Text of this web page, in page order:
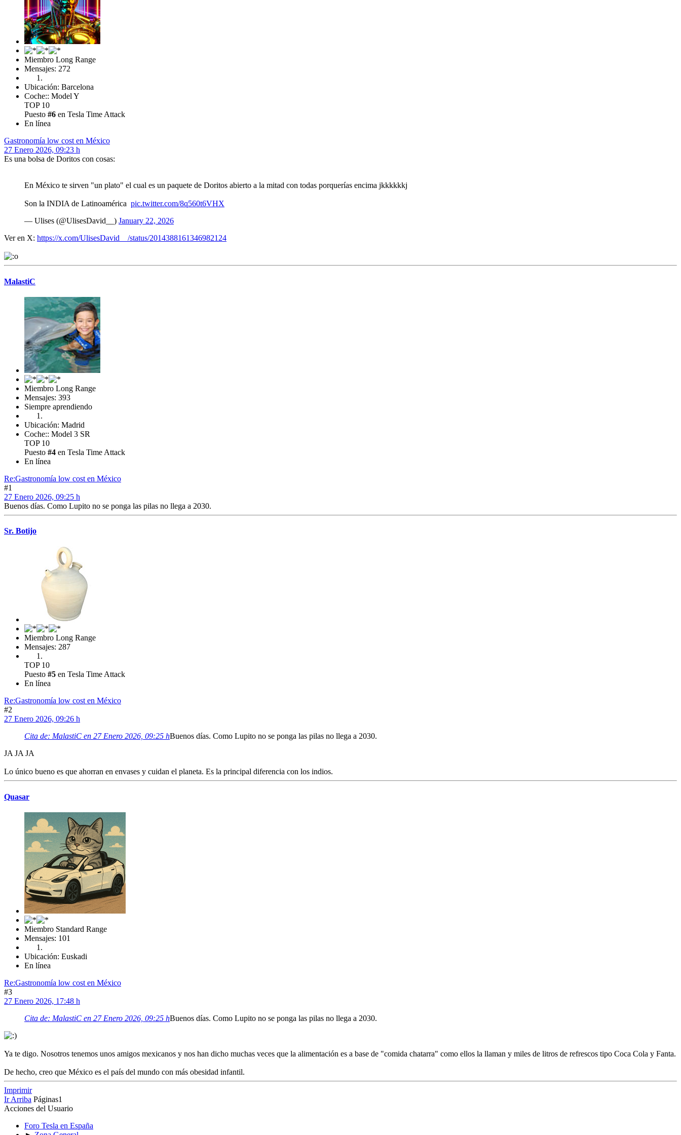
Miembro Long Range
Mensajes: 272
Ubicación: Barcelona
Coche:: Model Y
TOP 10
Puesto #6 en Tesla Time Attack
En línea
Gastronomía low cost en México
27 Enero 2026, 09:23 h
Es una bolsa de Doritos con cosas:
En México te sirven "un plato" el cual es un paquete de Doritos abierto a la mitad con todas porquerías encima jkkkkkkj
Son la INDIA de Latinoamérica pic.twitter.com/8q560t6VHX
— Ulises (@UlisesDavid__) January 22, 2026
Ver en X: https://x.com/UlisesDavid__/status/2014388161346982124
MalastiC
Miembro Long Range
Mensajes: 393
Siempre aprendiendo
Ubicación: Madrid
Coche:: Model 3 SR
TOP 10
Puesto #4 en Tesla Time Attack
En línea
Re:Gastronomía low cost en México
#1
27 Enero 2026, 09:25 h
Buenos días. Como Lupito no se ponga las pilas no llega a 2030.
Sr. Botijo
Miembro Long Range
Mensajes: 287
TOP 10
Puesto #5 en Tesla Time Attack
En línea
Re:Gastronomía low cost en México
#2
27 Enero 2026, 09:26 h
Cita de: MalastiC en 27 Enero 2026, 09:25 hBuenos días. Como Lupito no se ponga las pilas no llega a 2030.
JA JA JA
Lo único bueno es que ahorran en envases y cuidan el planeta. Es la principal diferencia con los indios.
Quasar
Miembro Standard Range
Mensajes: 101
Ubicación: Euskadi
En línea
Re:Gastronomía low cost en México
#3
27 Enero 2026, 17:48 h
Cita de: MalastiC en 27 Enero 2026, 09:25 hBuenos días. Como Lupito no se ponga las pilas no llega a 2030.
Ya te digo. Nosotros tenemos unos amigos mexicanos y nos han dicho muchas veces que la alimentación es a base de "comida chatarra" como ellos la llaman y miles de litros de refrescos tipo Coca Cola y Fanta.
De hecho, creo que México es el país del mundo con más obesidad infantil.
Imprimir
Ir Arriba Páginas1
Acciones del Usuario
Foro Tesla en España